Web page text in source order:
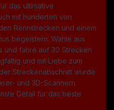
das ultimative
mit hunderten von
Rennstrecken und einem
begeistern. Wähle aus
und fahre auf 30 Strecken
und mit Liebe zum
Streckenabschnitt wurde
und 3D-Scannern
Detail für das beste